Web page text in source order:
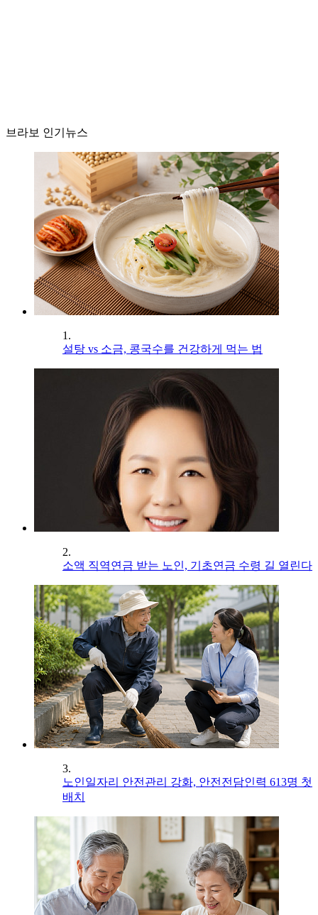
브라보 인기뉴스
1.
설탕 vs 소금, 콩국수를 건강하게 먹는 법
2.
소액 직역연금 받는 노인, 기초연금 수령 길 열린다
3.
노인일자리 안전관리 강화, 안전전담인력 613명 첫
배치